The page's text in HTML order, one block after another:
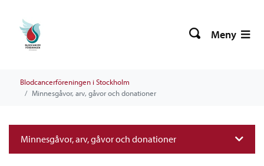
Meny
Blodcancerföreningen i Stockholm
Minnesgåvor, arv, gåvor och donationer
Minnesgåvor, arv, gåvor och donationer